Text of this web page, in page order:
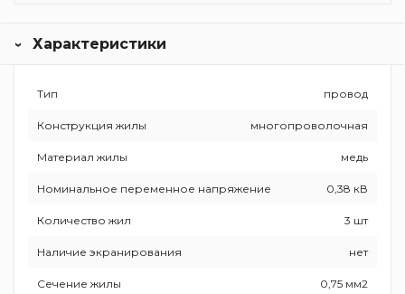
Характеристики
Тип провод
Конструкция жилы многопроволочная
Материал жилы медь
Номинальное переменное напряжение 0,38 кВ
Количество жил 3 шт
Наличие экранирования нет
Сечение жилы 0,75 мм2